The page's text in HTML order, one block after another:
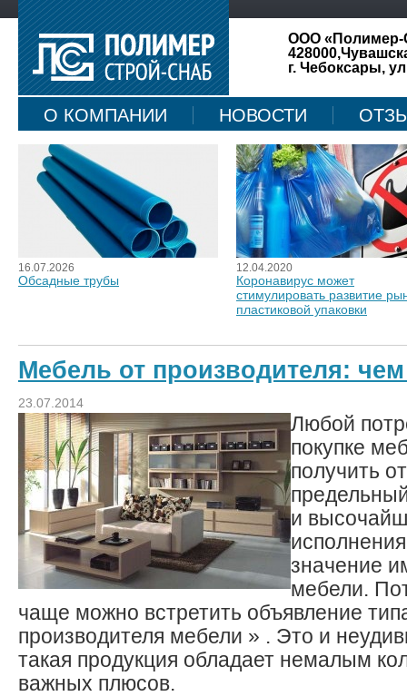
ООО «Полимер-
г. Чебоксары,
О КОМПАНИИ НОВОСТИ
КАРТА САЙТА
16.07.2026
Обсадные трубы
12.04.2020
Коронавирус может
стимулировать развитие
пластиковой упаковки
Мебель от производителя:
23.07.2014
Любой
покупке
получить
и
значение
мебели.
чаще можно встретить объявление
производителя мебели » . Это и
такая продукция обладает немалым
важных плюсов.